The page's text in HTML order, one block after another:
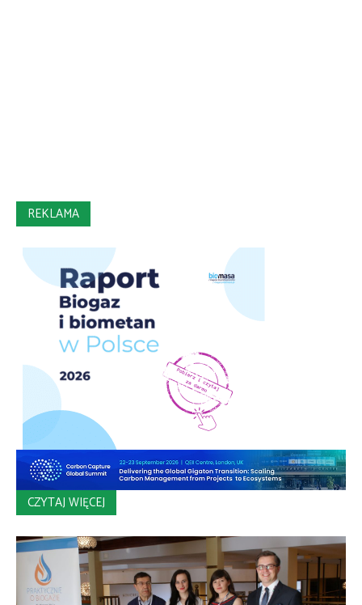
REKLAMA
CZYTAJ WIĘCEJ